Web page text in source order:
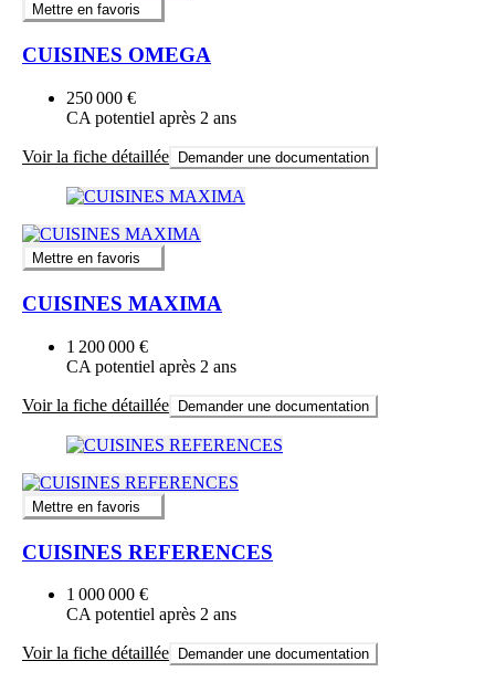
Mettre en favoris
CUISINES OMEGA
250 000 €
CA potentiel après 2 ans
Voir la fiche détaillée Demander une documentation
Mettre en favoris
CUISINES MAXIMA
1 200 000 €
CA potentiel après 2 ans
Voir la fiche détaillée Demander une documentation
Mettre en favoris
CUISINES REFERENCES
1 000 000 €
CA potentiel après 2 ans
Voir la fiche détaillée Demander une documentation